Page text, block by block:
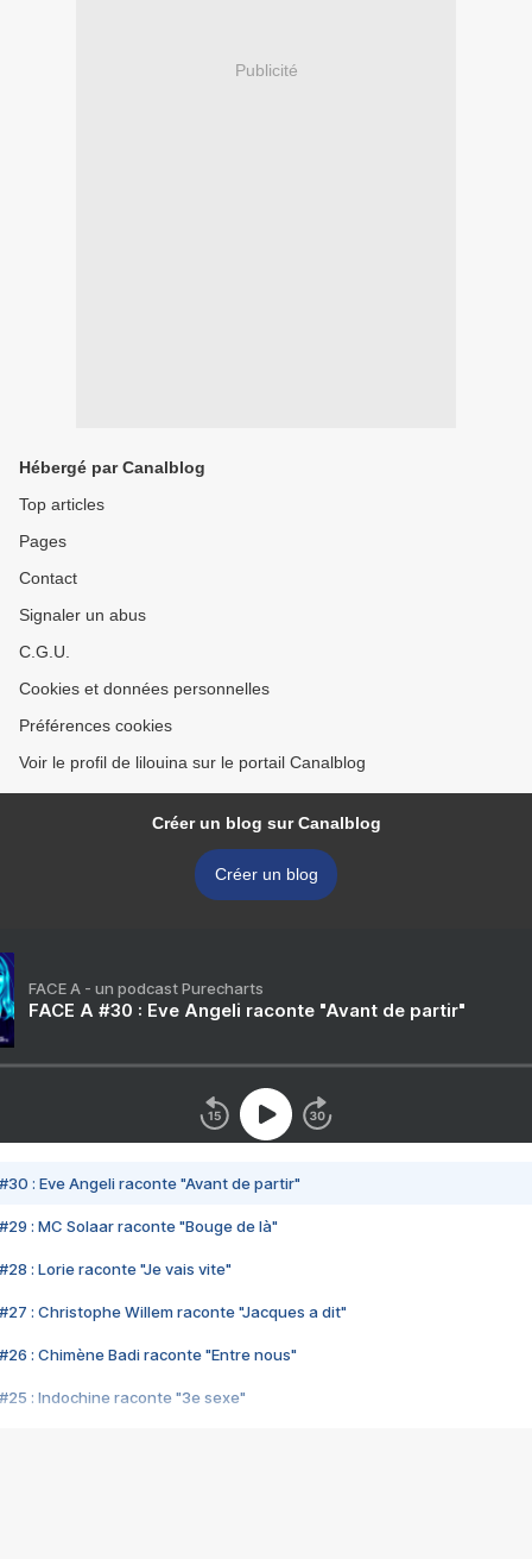
Publicité
Hébergé par Canalblog
Top articles
Pages
Contact
Signaler un abus
C.G.U.
Cookies et données personnelles
Préférences cookies
Voir le profil de lilouina sur le portail Canalblog
Créer un blog sur Canalblog
Créer un blog
FACE A - un podcast Purecharts
FACE A #30 : Eve Angeli raconte "Avant de partir"
#30 : Eve Angeli raconte "Avant de partir"
#29 : MC Solaar raconte "Bouge de là"
#28 : Lorie raconte "Je vais vite"
#27 : Christophe Willem raconte "Jacques a dit"
#26 : Chimène Badi raconte "Entre nous"
#25 : Indochine raconte "3e sexe"